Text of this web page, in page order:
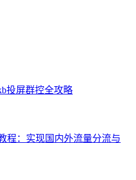
投屏群控全攻略
程：实现国内外流量分流与